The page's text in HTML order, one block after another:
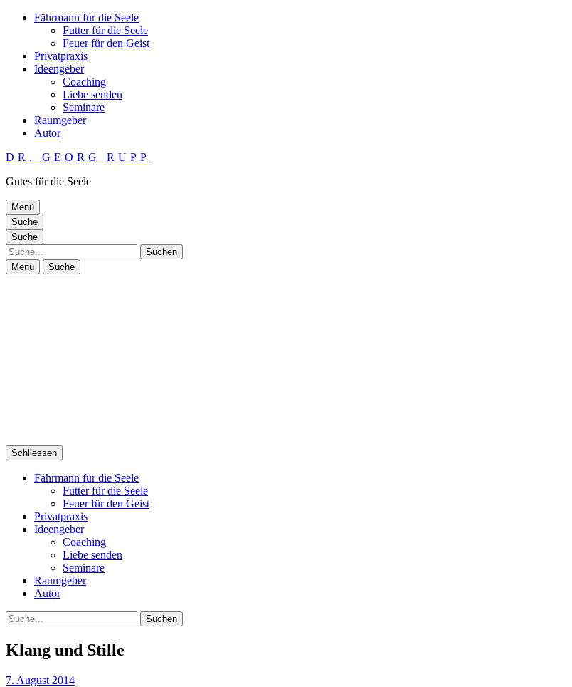
Fährmann für die Seele
Futter für die Seele
Feuer für den Geist
Privatpraxis
Ideengeber
Coaching
Liebe senden
Seminare
Raumgeber
Autor
DR. GEORG RUPP
Gutes für die Seele
Menü
Suche
Suche
Suche
Menü Suche
Schliessen
Fährmann für die Seele
Futter für die Seele
Feuer für den Geist
Privatpraxis
Ideengeber
Coaching
Liebe senden
Seminare
Raumgeber
Autor
Suche
Klang und Stille
7. August 2014